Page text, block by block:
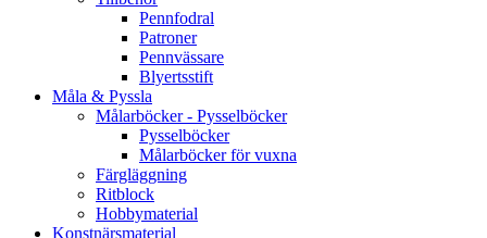
Pennfodral
Patroner
Pennvässare
Blyertsstift
Måla & Pyssla
Målarböcker - Pysselböcker
Pysselböcker
Målarböcker för vuxna
Färgläggning
Ritblock
Hobbymaterial
Konstnärsmaterial